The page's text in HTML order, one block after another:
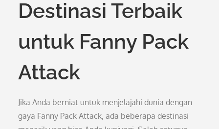
Destinasi Terbaik
untuk Fanny Pack
Attack
Jika Anda berniat untuk menjelajahi dunia dengan
gaya Fanny Pack Attack, ada beberapa destinasi